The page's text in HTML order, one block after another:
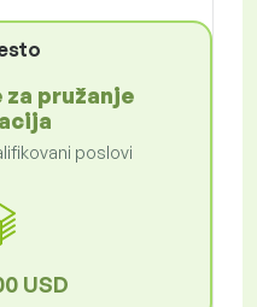
pružanje
poslovi
USD